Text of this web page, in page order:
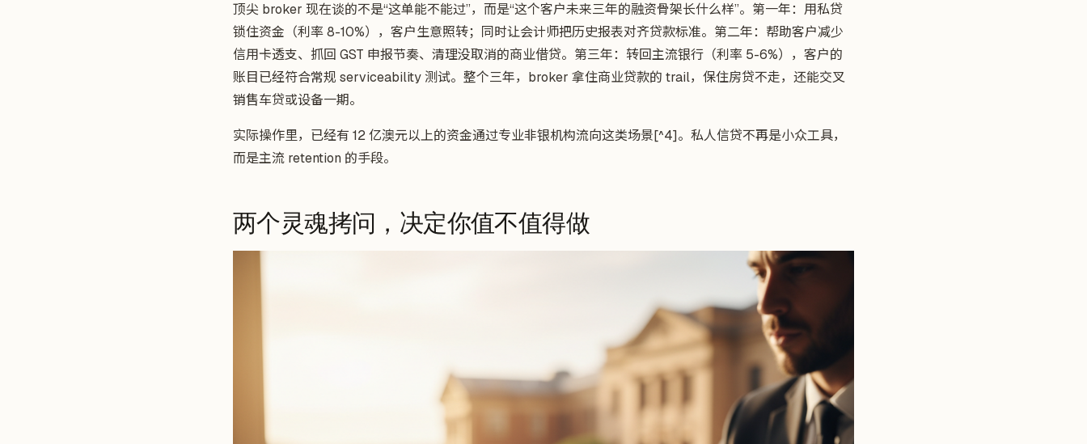
顶尖 broker 现在谈的不是“这单能不能过”，而是“这个客户未来三年的融资骨架长什么样”。第一年：用私贷
锁住资金（利率 8-10%），客户生意照转；同时让会计师把历史报表对齐贷款标准。第二年：帮助客户减少
信用卡透支、抓回 GST 申报节奏、清理没取消的商业借贷。第三年：转回主流银行（利率 5-6%），客户的
账目已经符合常规 serviceability 测试。整个三年，broker 拿住商业贷款的 trail，保住房贷不走，还能交叉
销售车贷或设备一期。
实际操作里，已经有 12 亿澳元以上的资金通过专业非银机构流向这类场景[^4]。私人信贷不再是小众工具，
而是主流 retention 的手段。
两个灵魂拷问，决定你值不值得做